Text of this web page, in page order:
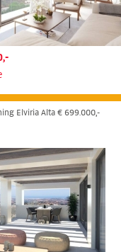
Elviria Alta € 699.000,-